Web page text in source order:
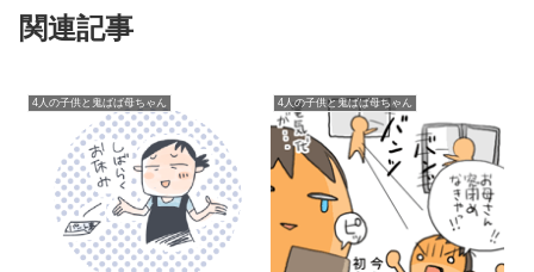
関連記事
4人の子供と鬼ばば母ちゃん 4人の子供と鬼ばば母ちゃん